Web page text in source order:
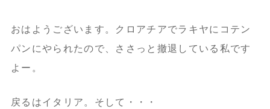
おはようございます。クロアチアでラキヤにコテン
パンにやられたので、ささっと撤退している私です
よー。
戻るはイタリア。そして・・・